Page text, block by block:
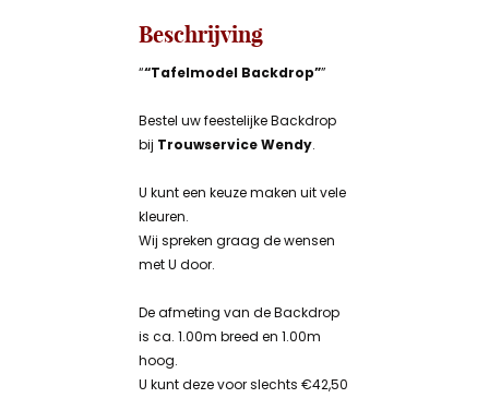
Beschrijving
““Tafelmodel Backdrop””
Bestel uw feestelijke Backdrop
bij Trouwservice Wendy.
U kunt een keuze maken uit vele
kleuren.
Wij spreken graag de wensen
met U door.
De afmeting van de Backdrop
is ca. 1.00m breed en 1.00m
hoog.
U kunt deze voor slechts €42,50